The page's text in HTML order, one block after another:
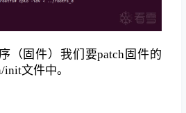
（固件）我们要patch固件的
文件中。